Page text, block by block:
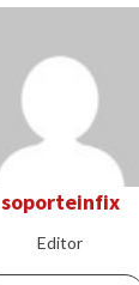
soporteinfix
Editor